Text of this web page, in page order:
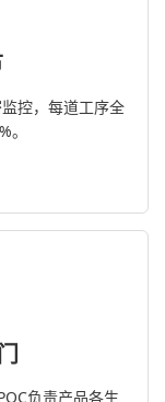
控，每道工序全
负责产品各生